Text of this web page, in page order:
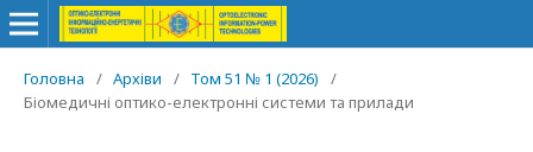
Головна / Архіви / Том 51 № 1 (2026)
/
Біомедичні оптико-електронні системи та прилади